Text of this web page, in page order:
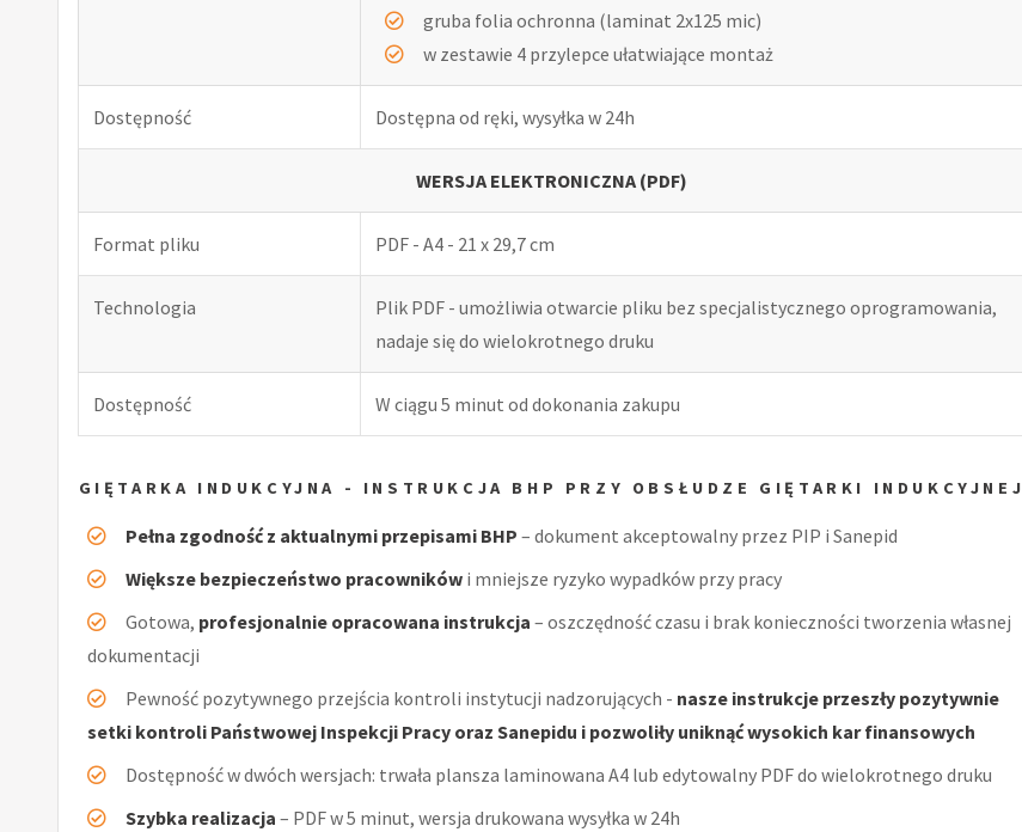
gruba folia ochronna (laminat 2x125 mic)
w zestawie 4 przylepce ułatwiające montaż
Dostępność Dostępna od ręki, wysyłka w 24h
WERSJA ELEKTRONICZNA (PDF)
Format pliku PDF - A4 - 21 x 29,7 cm
Technologia
Plik PDF - umożliwia otwarcie pliku bez specjalistycznego oprogramowania,
nadaje się do wielokrotnego druku
Dostępność W ciągu 5 minut od dokonania zakupu
GIĘTARKA INDUKCYJNA - INSTRUKCJA BHP PRZY OBSŁUDZE GIĘTARKI INDUKCYJNEJ
Pełna zgodność z aktualnymi przepisami BHP – dokument akceptowalny przez PIP i Sanepid
Większe bezpieczeństwo pracowników i mniejsze ryzyko wypadków przy pracy
Gotowa, profesjonalnie opracowana instrukcja – oszczędność czasu i brak konieczności tworzenia własnej
dokumentacji
Pewność pozytywnego przejścia kontroli instytucji nadzorujących - nasze instrukcje przeszły pozytywnie
setki kontroli Państwowej Inspekcji Pracy oraz Sanepidu i pozwoliły uniknąć wysokich kar finansowych
Dostępność w dwóch wersjach: trwała plansza laminowana A4 lub edytowalny PDF do wielokrotnego druku
Szybka realizacja – PDF w 5 minut, wersja drukowana wysyłka w 24h